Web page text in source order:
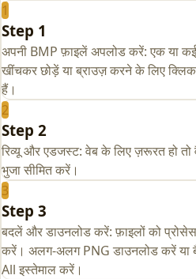
1
Step 1
अपनी BMP फ़ाइलें अपलोड करें: एक या
खींचकर छोड़ें या ब्राउज़ करने के लिए
हैं।
2
Step 2
रिव्यू और एडजस्ट: वेब के लिए ज़रूरत हो
भुजा सीमित करें।
3
Step 3
बदलें और डाउनलोड करें: फ़ाइलों को
करें। अलग-अलग PNG डाउनलोड करें या
All इस्तेमाल करें।